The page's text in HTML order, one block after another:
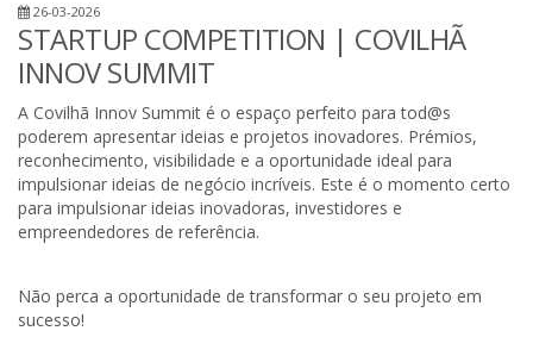
26-03-2026
STARTUP COMPETITION | COVILHÃ
INNOV SUMMIT
A Covilhã Innov Summit é o espaço perfeito para tod@s
poderem apresentar ideias e projetos inovadores. Prémios,
reconhecimento, visibilidade e a oportunidade ideal para
impulsionar ideias de negócio incríveis. Este é o momento certo
para impulsionar ideias inovadoras, investidores e
empreendedores de referência.
Não perca a oportunidade de transformar o seu projeto em
sucesso!